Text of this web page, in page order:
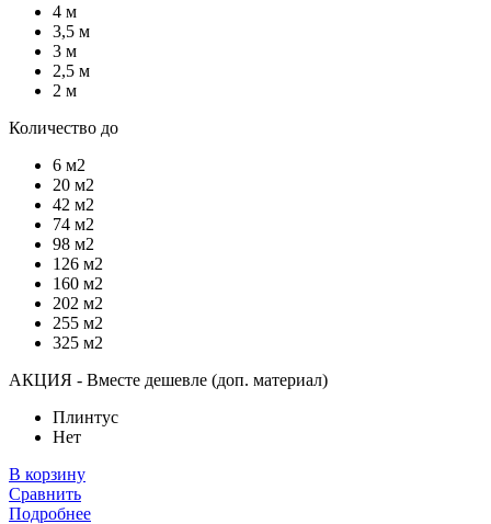
4 м
3,5 м
3 м
2,5 м
2 м
Количество до
6 м2
20 м2
42 м2
74 м2
98 м2
126 м2
160 м2
202 м2
255 м2
325 м2
АКЦИЯ - Вместе дешевле (доп. материал)
Плинтус
Нет
В корзину
Сравнить
Подробнее